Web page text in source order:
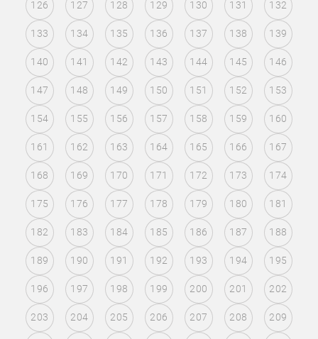
126 127 128 129 130 131 132
133 134 135 136 137 138 139
140 141 142 143 144 145 146
147 148 149 150 151 152 153
154 155 156 157 158 159 160
161 162 163 164 165 166 167
168 169 170 171 172 173 174
175 176 177 178 179 180 181
182 183 184 185 186 187 188
189 190 191 192 193 194 195
196 197 198 199 200 201 202
203 204 205 206 207 208 209